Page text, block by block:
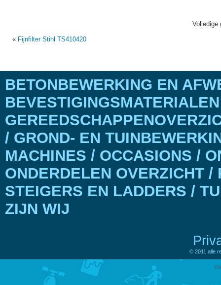
« Fijnfilter Stihl TS410420
BETONBEWERKING EN
/ GROND- EN
MACHINES / OCCASIONS /
ONDERDELEN OVERZICHT
STEIGERS EN LADDERS /
ZIJN WIJ
© 2011 alle